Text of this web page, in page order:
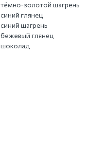
тёмно-золотой шагрень
синий глянец
синий шагрень
бежевый глянец
шоколад